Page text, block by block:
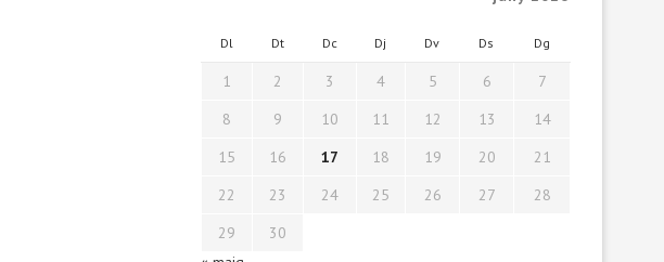
Dl Dt Dc Dj Dv Ds Dg
1 2 3 4 5 6
7
8
9 10 11 12 13
14
15
16 17 18 19 20
21
22
23 24 25 26 27
28
29
30